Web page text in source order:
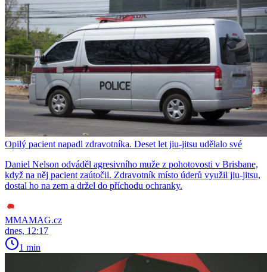
Opilý pacient napadl zdravotníka. Deset let jiu-jitsu udělalo své
Daniel Nelson odváděl agresivního muže z pohotovosti v Brisbane,
když na něj pacient zaútočil. Zdravotník místo úderů využil jiu-jitsu,
dostal ho na zem a držel do příchodu ochranky.
MMAMAG.cz
dnes, 12:17
1 min